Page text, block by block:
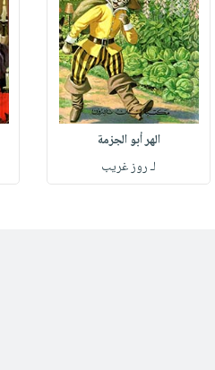
الهر أبو الجزمة
لـ روز غريب